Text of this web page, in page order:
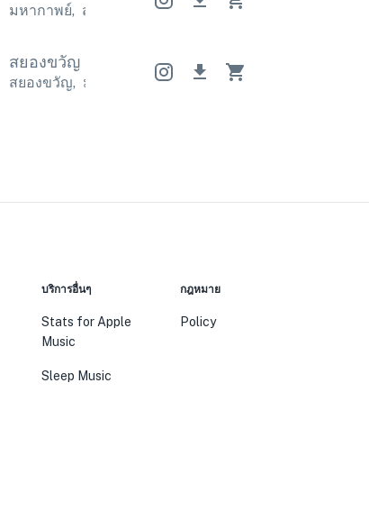
มหากาพย์, สุดขีด มหากาพย์ , สุดขีด
สยองขวัญ สยองขวัญ สยองขวัญ
สยองขวัญ, มหากาพย์ สยองขวัญ มหากาพย์
บริการอื่นๆ
Stats for Apple
Music
Sleep Music
กฎหมาย
Policy